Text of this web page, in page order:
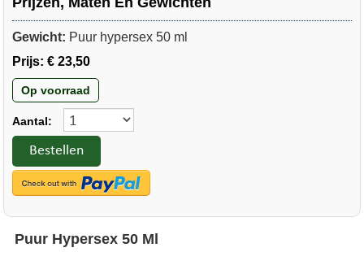
Gewicht: Puur hypersex 50 ml
Prijs: € 23,50
Op voorraad
Aantal:
Bestellen
Puur Hypersex 50 Ml